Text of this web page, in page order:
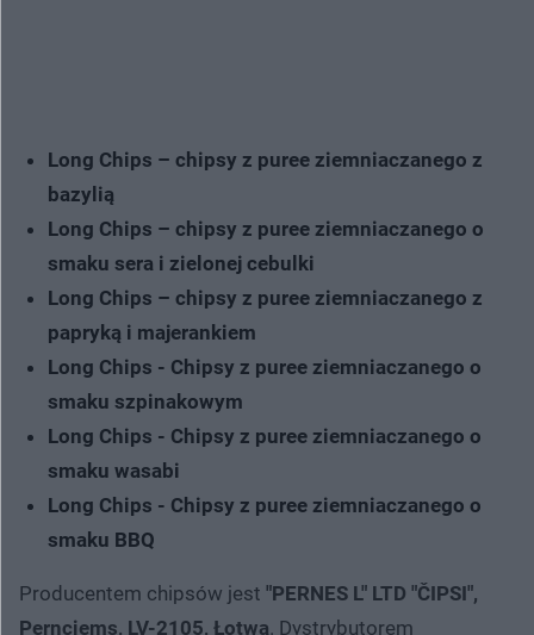
Long Chips – chipsy z puree ziemniaczanego z
bazylią
Long Chips – chipsy z puree ziemniaczanego o
smaku sera i zielonej cebulki
Long Chips – chipsy z puree ziemniaczanego z
papryką i majerankiem
Long Chips - Chipsy z puree ziemniaczanego o
smaku szpinakowym
Long Chips - Chipsy z puree ziemniaczanego o
smaku wasabi
Long Chips - Chipsy z puree ziemniaczanego o
smaku BBQ
Producentem chipsów jest "PERNES L" LTD "ČIPSI",
Pernciems, LV-2105, Łotwa. Dystrybutorem